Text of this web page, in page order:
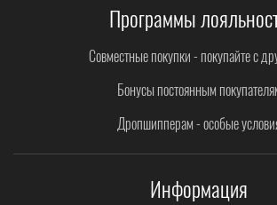
Программы
Совместные покупки - покупайте с
Бонусы постоянным
Дропшипперам - особые
Информация